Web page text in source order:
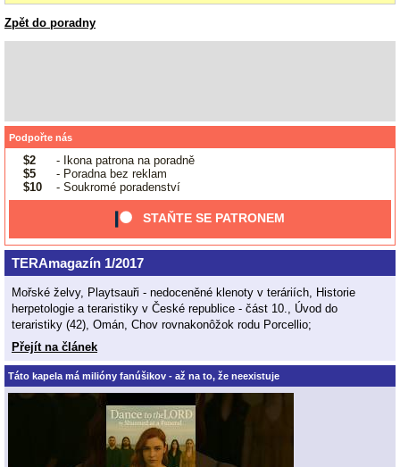
Zpět do poradny
Podpořte nás
$2
- Ikona patrona na poradně
$5
- Poradna bez reklam
$10
- Soukromé poradenství
STAŇTE SE PATRONEM
TERAmagazín 1/2017
Mořské želvy, Playtsauři - nedoceněné klenoty v teráriích, Historie
herpetologie a teraristiky v České republice - část 10., Úvod do
teraristiky (42), Omán, Chov rovnakonôžok rodu Porcellio;
Přejít na článek
Táto kapela má milióny fanúšikov - až na to, že neexistuje